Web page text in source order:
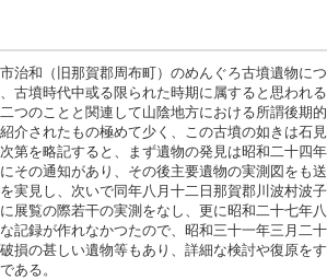
治和（旧那賀郡周布町）のめんぐろ古墳遺物
古墳時代中或る限られた時期に属すると思われ
つのことと関連して山陰地方における所謂後
介されたもの極めて少く、この古墳の如きは石
第を略記すると、まず遺物の発見は昭和二十
その通知があり、その後主要遺物の実測図を
実見し、次いで同年八月十二日那賀郡川波村波
展覧の際若干の実測をなし、更に昭和二十七年
記録が作れなかつたので、昭和三十一年三月二
損の甚しい遺物等もあり、詳細な検討や復原を
ある。